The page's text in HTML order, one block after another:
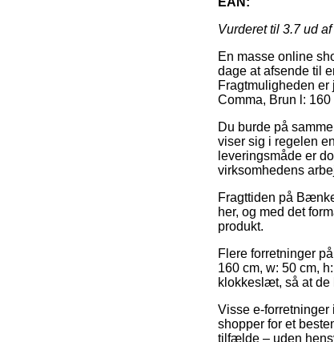
Vurderet til 3.7ud af
En masse online
dage at afsende til
Fragtmuligheden
Comma, Brun l: 160
Du burde på
viser sig i regelen
leveringsmåde er
virksomhedens
Fragttiden på
her, og med det
produkt.
Flere forretninger
160 cm, w: 50 cm,
klokkeslæt, så at de
Visse e-forretninger
shopper for et
tilfælde – uden